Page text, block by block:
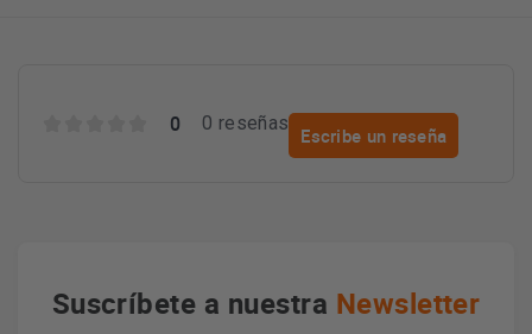
0 0 reseñas
Escribe un reseña
Suscríbete a nuestra Newsletter